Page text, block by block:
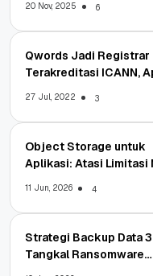
20 Nov, 2025 6
Qwords Jadi Registrar
Terakreditasi ICANN,
27 Jul, 2022 3
Object Storage untuk
Aplikasi: Atasi Limitasi
11 Jun, 2026 4
Strategi Backup Data
Tangkal Ransomware